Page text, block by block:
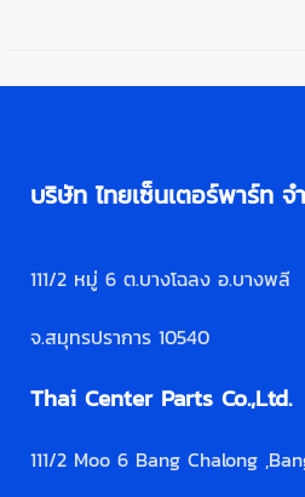
บริษัท ไทยเซ็นเตอร์พาร์ท
111/2 หมู่ 6 ต.บางโฉลง อ.บางพลี
จ.สมุทรปราการ 10540
Thai Center Parts Co.,Ltd.
111/2 Moo 6 Bang Chalong